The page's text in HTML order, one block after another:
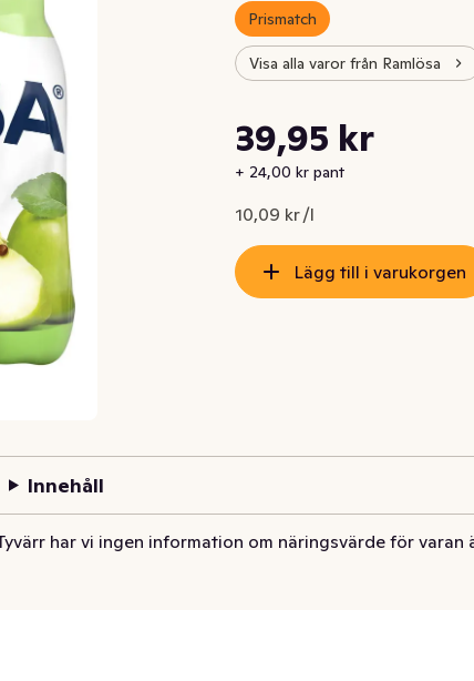
Prismatch
Visa alla varor från Ramlösa
Nuvarande pris är: 39,95 kr
39,95 kr
+ 24,00 kr pant
10,09 kr /l
Styckpris: 10,09 kr /l
Lägg till i varukorgen
Innehåll
har vi ingen information om näringsvärde för varan